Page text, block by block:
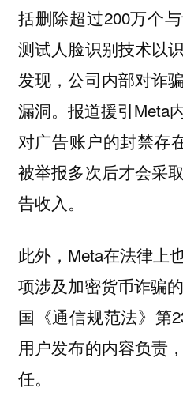
括删除超过200万个
测试人脸识别技术以
发现，公司内部对诈
漏洞。报道援引Meta
对广告账户的封禁存
被举报多次后才会采
告收入。
此外，Meta在法律上
项涉及加密货币诈骗
国《通信规范法》第
用户发布的内容负责
任。